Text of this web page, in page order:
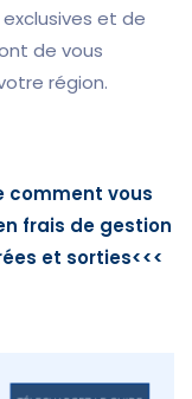
et de
de vous
région.
comment vous
frais de gestion
et sorties<<<